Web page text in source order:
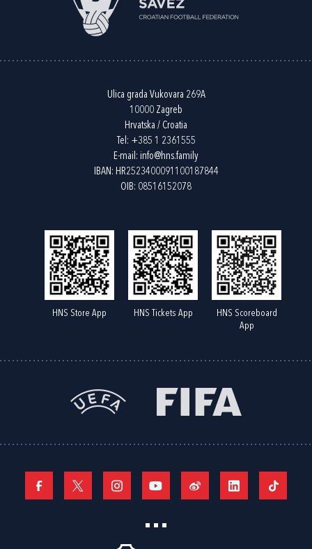
Ulica grada Vukovara 269A
10000 Zagreb
Hrvatska / Croatia
Tel: +385 1 2361555
E-mail: info@hns.family
IBAN: HR2523400091100187844
OIB: 08516152078
HNS Store App HNS Tickets App
HNS Scoreboard
App